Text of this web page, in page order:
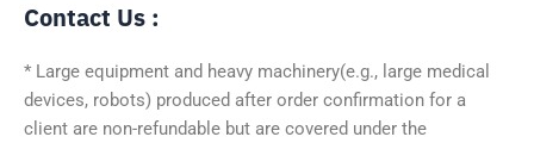
Contact Us :
* Large equipment and heavy machinery(e.g., large medical
devices, robots) produced after order confirmation for a
client are non-refundable but are covered under the